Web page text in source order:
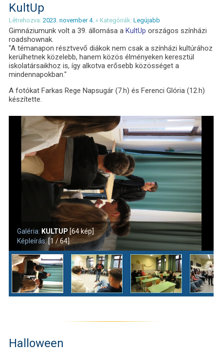
KultUp
Létrehozva: 2023. november 4. » Kategóriák: Legújabb
Gimnáziumunk volt a 39. állomása a KultUp országos színházi
roadshownak.
"A témanapon résztvevő diákok nem csak a színházi kultúrához
kerülhetnek közelebb, hanem közös élményeken keresztül
iskolatársaikhoz is, így alkotva erősebb közösséget a
mindennapokban."
A fotókat Farkas Rege Napsugár (7.h) és Ferenci Glória (12.h)
készítette.
Galéria: KULTUP[64 kép]
Képleírás:[1 / 64]
Halloween